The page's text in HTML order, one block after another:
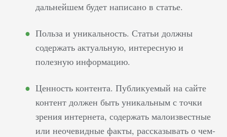
дальнейшем будет написано в статье.
Польза и уникальность. Статьи должны
содержать актуальную, интересную и
полезную информацию.
Ценность контента. Публикуемый на сайте
контент должен быть уникальным с точки
зрения интернета, содержать малоизвестные
или неочевидные факты, рассказывать о чем-